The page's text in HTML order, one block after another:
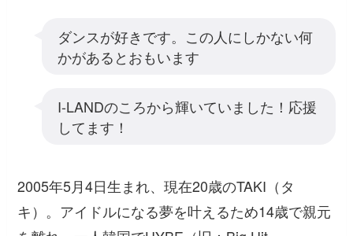
ダンスが好きです。この人にしかない何
かがあるとおもいます
I-LANDのころから輝いていました！応援
してます！
2005年5月4日生まれ、現在20歳のTAKI（タ
キ）。アイドルになる夢を叶えるため14歳で親元